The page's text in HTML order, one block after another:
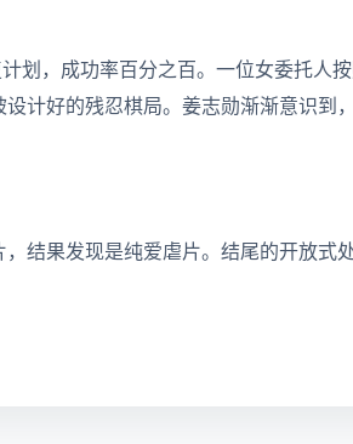
划，成功率百分之百。一位女委托人
计好的残忍棋局。姜志勋渐渐意识到
结果发现是纯爱虐片。结尾的开放式